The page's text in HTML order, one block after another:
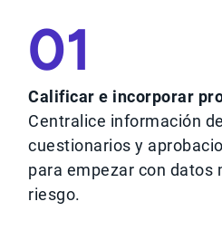
01
Calificar e incorporar
Centralice información
cuestionarios y
para empezar con datos
riesgo.